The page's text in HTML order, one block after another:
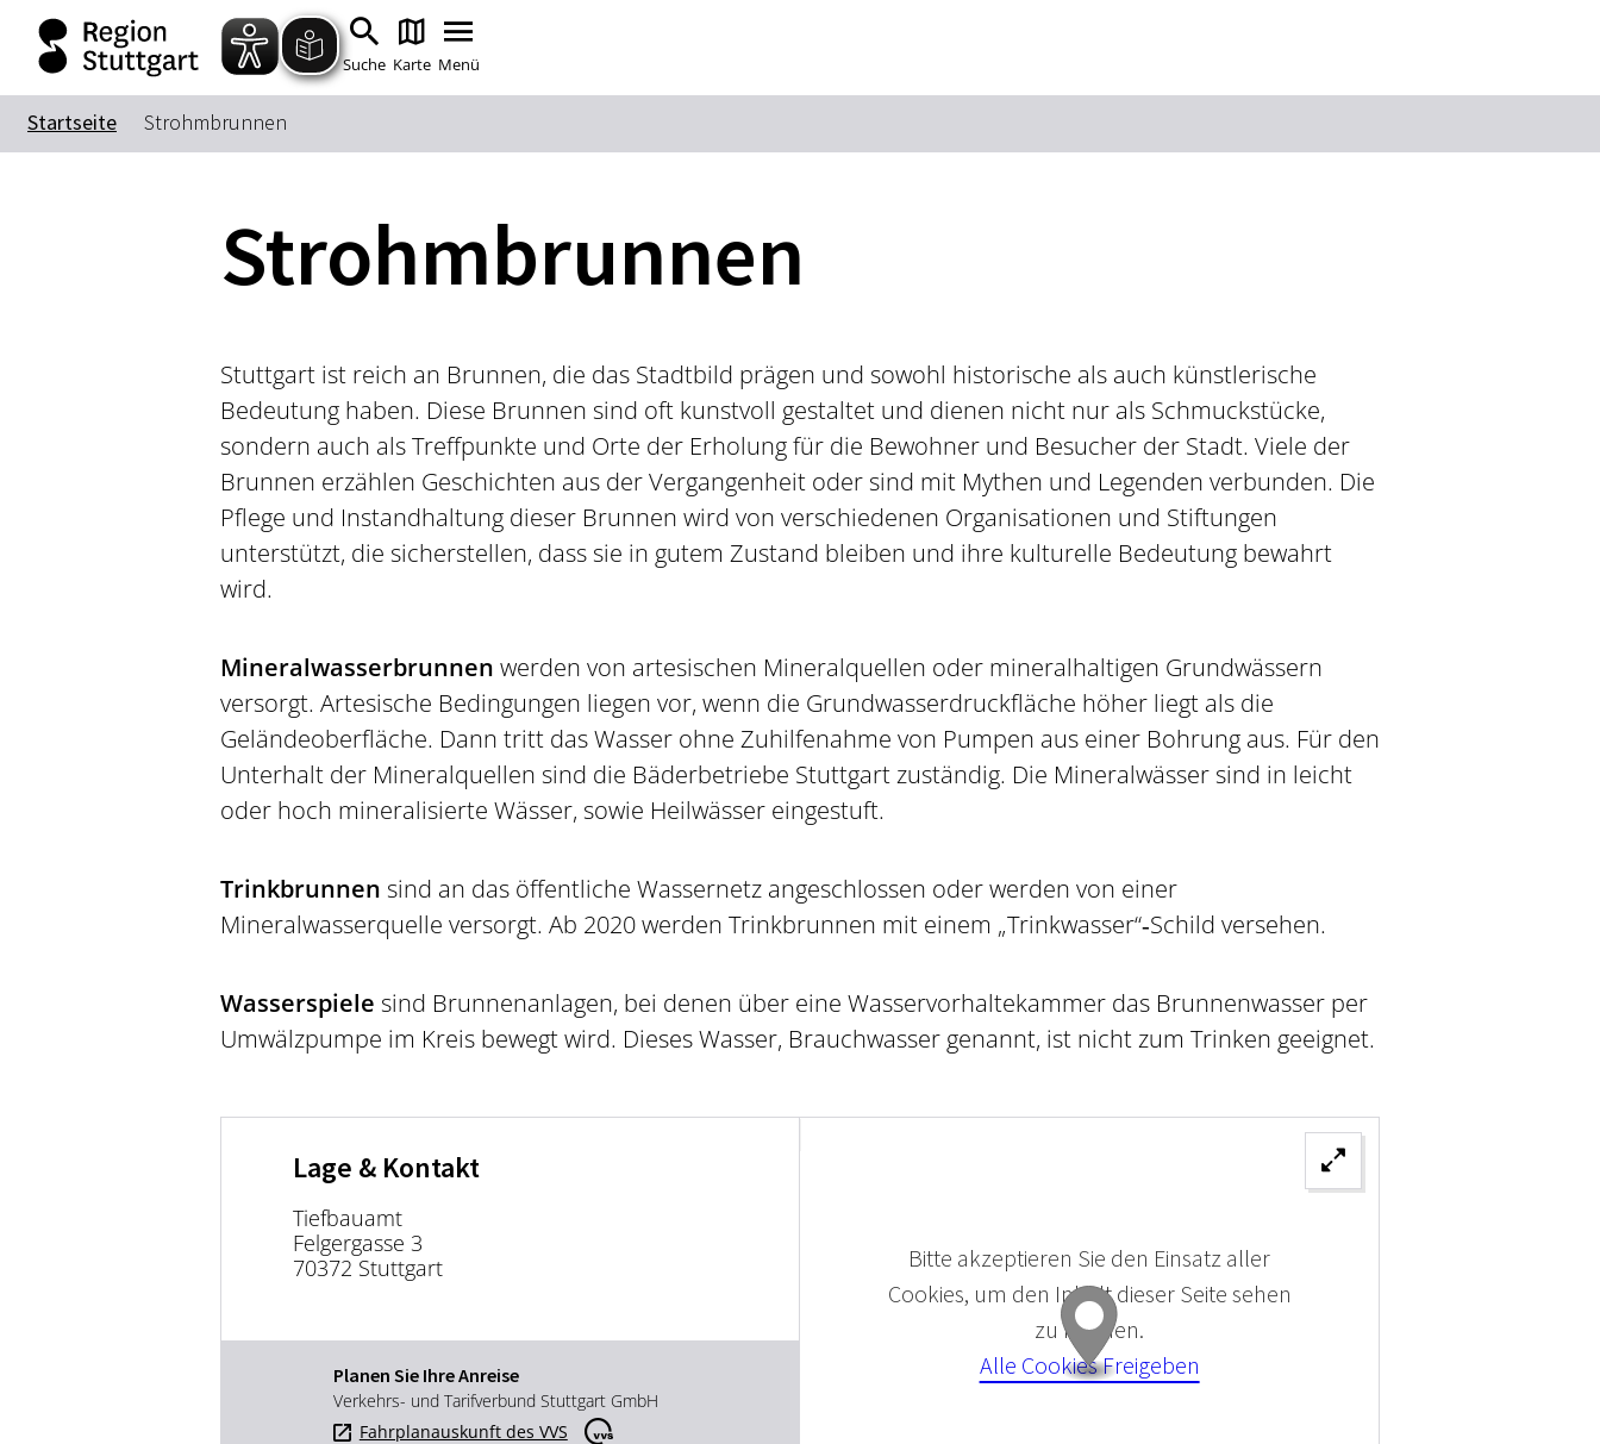
Suche Karte Menü
Suchbegriff
Erlebnisse
Wein
Kultur
Startseite Strohmbrunnen
Strohmbrunnen
Stuttgart ist reich an Brunnen, die das Stadtbild prägen und sowohl historische als auch künstlerische
Bedeutung haben. Diese Brunnen sind oft kunstvoll gestaltet und dienen nicht nur als Schmuckstücke,
sondern auch als Treffpunkte und Orte der Erholung für die Bewohner und Besucher der Stadt. Viele der
Brunnen erzählen Geschichten aus der Vergangenheit oder sind mit Mythen und Legenden verbunden. Die
Pflege und Instandhaltung dieser Brunnen wird von verschiedenen Organisationen und Stiftungen
unterstützt, die sicherstellen, dass sie in gutem Zustand bleiben und ihre kulturelle Bedeutung bewahrt
wird.
Mineralwasserbrunnen werden von artesischen Mineralquellen oder mineralhaltigen Grundwässern
versorgt. Artesische Bedingungen liegen vor, wenn die Grundwasserdruckfläche höher liegt als die
Geländeoberfläche. Dann tritt das Wasser ohne Zuhilfenahme von Pumpen aus einer Bohrung aus. Für den
Unterhalt der Mineralquellen sind die Bäderbetriebe Stuttgart zuständig. Die Mineralwässer sind in leicht
oder hoch mineralisierte Wässer, sowie Heilwässer eingestuft.
Trinkbrunnen sind an das öffentliche Wassernetz angeschlossen oder werden von einer
Mineralwasserquelle versorgt. Ab 2020 werden Trinkbrunnen mit einem „Trinkwasser“‐Schild versehen.
Wasserspiele sind Brunnenanlagen, bei denen über eine Wasservorhaltekammer das Brunnenwasser per
Umwälzpumpe im Kreis bewegt wird. Dieses Wasser, Brauchwasser genannt, ist nicht zum Trinken geeignet.
Lage & Kontakt
Tiefbauamt
Felgergasse 3
70372 Stuttgart
Planen Sie Ihre Anreise
Verkehrs- und Tarifverbund Stuttgart GmbH
Fahrplanauskunft des VVS
Bitte akzeptieren Sie den Einsatz aller
Cookies, um den Inhalt dieser Seite sehen
zu können.
Alle Cookies Freigeben